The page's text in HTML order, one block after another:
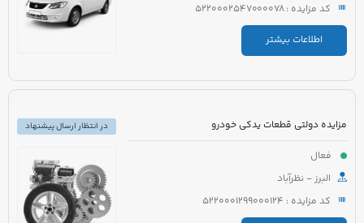
کد مزایده : 5220002547000078
اطلاعات بیشتر
مزایده دولتی قطعات یدکی خودرو
فعال
البرز - نظرآباد
کد مزایده : 5220001299000124
در انتظار ارسال پیشنهاد